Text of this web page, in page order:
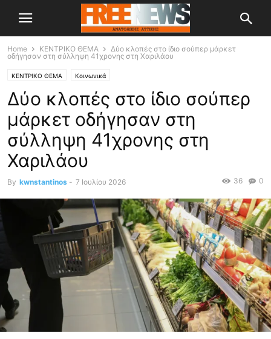
Home ΚΕΝΤΡΙΚΟ ΘΕΜΑ
Δύο κλοπές στο ίδιο σούπερ μάρκετ
οδήγησαν στη σύλληψη 41χρονης στη Χαριλάου
ΚΕΝΤΡΙΚΟ ΘΕΜΑ Κοινωνικά
Δύο κλοπές στο ίδιο σούπερ
μάρκετ οδήγησαν στη
σύλληψη 41χρονης στη
Χαριλάου
By kwnstantinos - 7 Ιουλίου 2026 0
36